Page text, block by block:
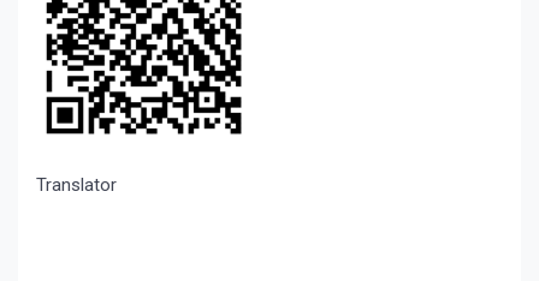
Translator